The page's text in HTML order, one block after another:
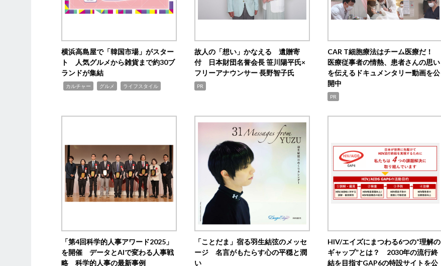
横浜高島屋で「韓国市場」がスター
ト 人気グルメから雑貨まで約30ブ
ランドが集結
カルチャー グルメ ライフスタイル
故人の「想い」かなえる 遺贈寄
付 日本財団名誉会長 笹川陽平氏×
フリーアナウンサー 長野智子氏
PR
CAR T細胞療法はチーム医療だ！
医療従事者の情熱、患者さんの思い
を伝えるドキュメンタリー動画を公
開中
PR
「第4回科学的人事アワード2025」
を開催 データとAIで変わる人事戦
略 科学的人事の最新事例
「ことだま」宿る羽生結弦のメッセ
ージ 名言がもたらす心の平穏と潤
い
HIV/エイズにまつわる6つの“理解の
ギャップ”とは？ 2030年の流行終
結を目指すGAP6の特設サイトを公